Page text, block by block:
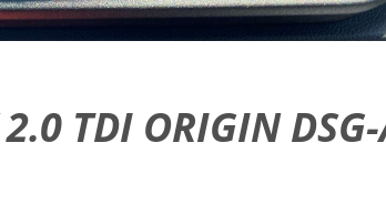
2.0 TDI ORIGIN